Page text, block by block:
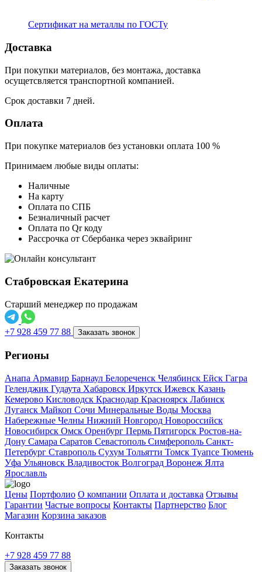
Сертификат на металлы по ГОСТу
Доставка
При покупки материалов, без монтажа, доставка
осущетсвляется транспортной компанией.
Срок доставки 7 дней.
Оплата
При покупке материалов без установки оплата 100 %
Принимаем любые виды оплаты:
Наличные
На карту
Оплата по СПБ
Безналичный расчет
Оплата по Qr коду
Рассрочка от Сбербанка через эквайринг
Стабровская Екатерина
Старший менеджер по продажам
+7 928 459 77 88 Заказать звонок
Регионы
Анапа Армавир Барнаул Белореченск Челябинск Ейск Гагра
Геленджик Гудаута Хабаровск Иркутск Ижевск Казань
Кемерово Кисловодск Краснодар Красноярск Лабинск
Луганск Майкоп Сочи Минеральные Воды Москва
Набережные Челны Нижний Новгород Новороссийск
Новосибирск Омск Оренбург Пермь Пятигорск Ростов-на-
Дону Самара Саратов Севастополь Симферополь Санкт-
Петербург Ставрополь Сухум Тольятти Томск Туапсе Тюмень
Уфа Ульяновск Владивосток Волгоград Воронеж Ялта
Ярославль
Цены Портфолио О компании Оплата и доставка Отзывы
Гарантии Частые вопросы Контакты Партнерство Блог
Магазин Корзина заказов
Контакты
+7 928 459 77 88
Заказать звонок